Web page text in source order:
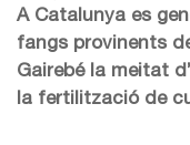
A Catalunya es
fangs provinents
Gairebé la meitat
la fertilització de